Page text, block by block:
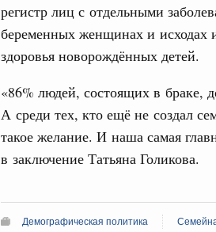
регистр лиц с отдельными
беременных женщинах и исходах
здоровья новорождённых детей.
«86% людей, состоящих в браке,
А среди тех, кто ещё не создал
такое желание. И наша самая
в заключение Татьяна Голикова.
Демографическая политика
Показать еще